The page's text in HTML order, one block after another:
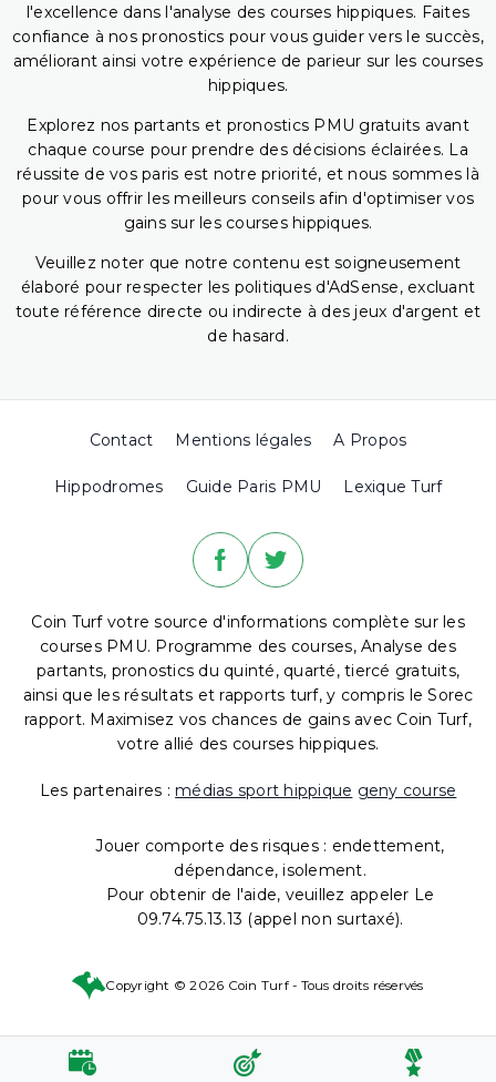
l'excellence dans l'analyse des courses hippiques. Faites
confiance à nos pronostics pour vous guider vers le succès,
améliorant ainsi votre expérience de parieur sur les courses
hippiques.
Explorez nos partants et pronostics PMU gratuits avant
chaque course pour prendre des décisions éclairées. La
réussite de vos paris est notre priorité, et nous sommes là
pour vous offrir les meilleurs conseils afin d'optimiser vos
gains sur les courses hippiques.
Veuillez noter que notre contenu est soigneusement
élaboré pour respecter les politiques d'AdSense, excluant
toute référence directe ou indirecte à des jeux d'argent et
de hasard.
Contact Mentions légales A Propos
Hippodromes Guide Paris PMU Lexique Turf
Coin Turf votre source d'informations complète sur les
courses PMU. Programme des courses, Analyse des
partants, pronostics du quinté, quarté, tiercé gratuits,
ainsi que les résultats et rapports turf, y compris le Sorec
rapport. Maximisez vos chances de gains avec Coin Turf,
votre allié des courses hippiques.
Les partenaires : médias sport hippique geny course
Jouer comporte des risques : endettement,
dépendance, isolement.
Pour obtenir de l'aide, veuillez appeler Le
09.74.75.13.13 (appel non surtaxé).
Copyright © 2026 Coin Turf - Tous droits réservés